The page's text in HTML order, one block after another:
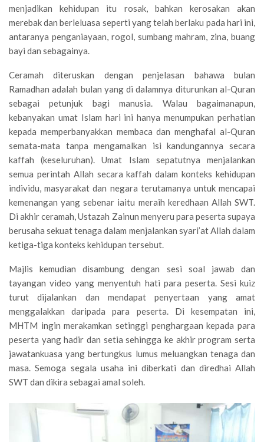
menjadikan kehidupan itu rosak, bahkan kerosakan akan
merebak dan berleluasa seperti yang telah berlaku pada hari ini,
antaranya penganiayaan, rogol, sumbang mahram, zina, buang
bayi dan sebagainya.
Ceramah diteruskan dengan penjelasan bahawa bulan
Ramadhan adalah bulan yang di dalamnya diturunkan al-Quran
sebagai petunjuk bagi manusia. Walau bagaimanapun,
kebanyakan umat Islam hari ini hanya menumpukan perhatian
kepada memperbanyakkan membaca dan menghafal al-Quran
semata-mata tanpa mengamalkan isi kandungannya secara
kaffah (keseluruhan). Umat Islam sepatutnya menjalankan
semua perintah Allah secara kaffah dalam konteks kehidupan
individu, masyarakat dan negara terutamanya untuk mencapai
kemenangan yang sebenar iaitu meraih keredhaan Allah SWT.
Di akhir ceramah, Ustazah Zainun menyeru para peserta supaya
berusaha sekuat tenaga dalam menjalankan syari’at Allah dalam
ketiga-tiga konteks kehidupan tersebut.
Majlis kemudian disambung dengan sesi soal jawab dan
tayangan video yang menyentuh hati para peserta. Sesi kuiz
turut dijalankan dan mendapat penyertaan yang amat
menggalakkan daripada para peserta. Di kesempatan ini,
MHTM ingin merakamkan setinggi penghargaan kepada para
peserta yang hadir dan setia sehingga ke akhir program serta
jawatankuasa yang bertungkus lumus meluangkan tenaga dan
masa. Semoga segala usaha ini diberkati dan diredhai Allah
SWT dan dikira sebagai amal soleh.